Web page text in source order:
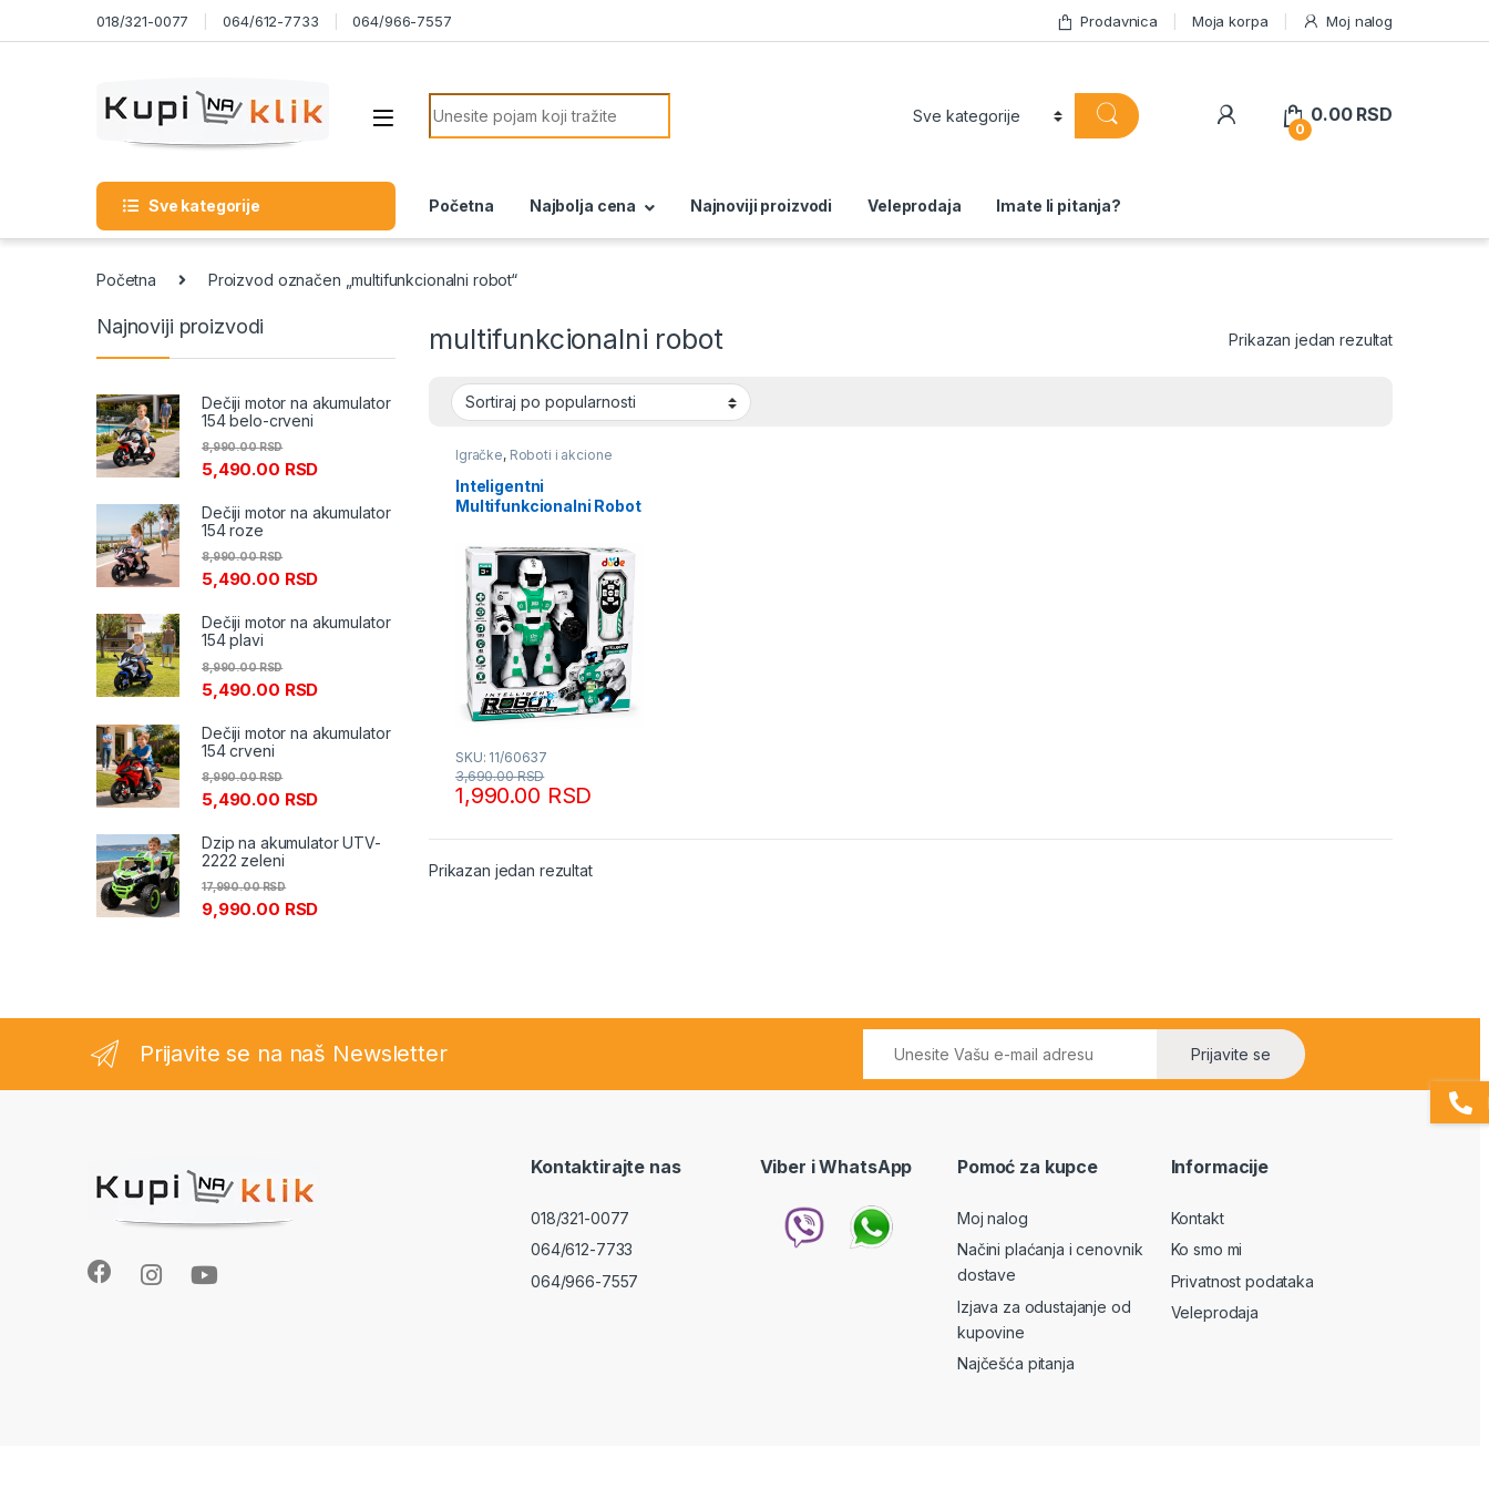
Skip to navigation018/321-0077 064/612-7733 064/966-7557 Prodavnica Moja korpa Moj nalog
Search for:
0
0.00 RSD
Sve kategorije Početna Najbolja cena Najnoviji proizvodi Veleprodaja Imate li pitanja?
Početna Proizvod označen „multifunkcionalni robot“
multifunkcionalni robot Prikazan jedan rezultat
Igračke, Roboti i akcione
figure
Inteligentni
Multifunkcionalni Robot
SKU: 11/60637
1,990.00 RSD
3,690.00RSD
Prikazan jedan rezultat
Najnoviji proizvodi
Dečiji motor na akumulator
154 belo-crveni
5,490.00 RSD
8,990.00RSD
Dečiji motor na akumulator
154 roze
5,490.00 RSD
8,990.00RSD
Dečiji motor na akumulator
154 plavi
5,490.00 RSD
8,990.00RSD
Dečiji motor na akumulator
154 crveni
5,490.00 RSD
8,990.00RSD
Dzip na akumulator UTV-
2222 zeleni
9,990.00 RSD
17,990.00RSD
Prijavite se na naš Newsletter Prijavite se
Kontaktirajte nas
018/321-0077
064/612-7733
064/966-7557
Viber i WhatsApp Pomoć za kupce
Moj nalog
Načini plaćanja i cenovnik
dostave
Izjava za odustajanje od
kupovine
Najčešća pitanja
Informacije
Kontakt
Ko smo mi
Privatnost podataka
Veleprodaja